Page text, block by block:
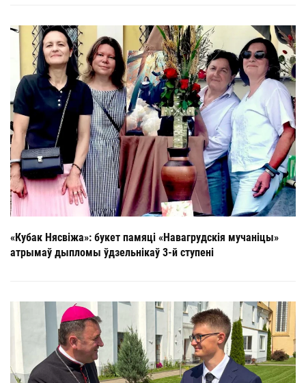
«Кубак Нясвіжа»: букет памяці «Навагрудскія мучаніцы»
атрымаў дыпломы ўдзельнікаў 3-й ступені